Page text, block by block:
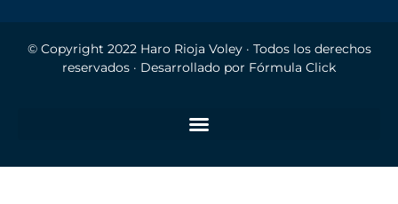
© Copyright 2022 Haro Rioja Voley· Todos los derechos
reservados · Desarrollado por Fórmula Click